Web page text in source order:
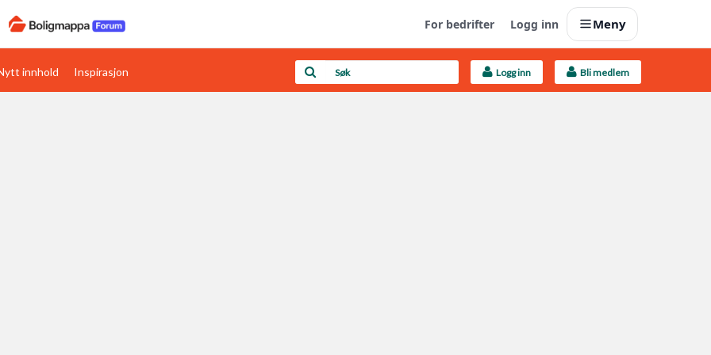
For bedrifter Logg inn Meny
Boligens papirer Last opp selv
innhold Inspirasjon Logg inn Bli medlem